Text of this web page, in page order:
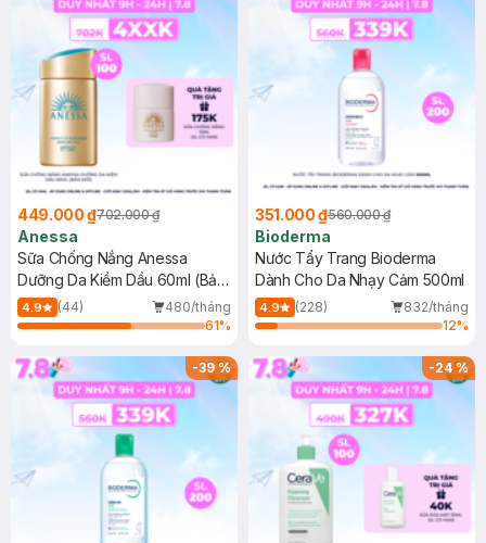
449.000 ₫702.000 ₫
Anessa
Sữa Chống Nắng Anessa
Dưỡng Da Kiềm Dầu 60ml (Bản
Mới)
4.9 (44)
480/tháng
61%
351.000 ₫560.000 ₫
Bioderma
Nước Tẩy Trang Bioderma
Dành Cho Da Nhạy Cảm 500ml
4.9 (228)
832/tháng
12%
-39% -24%